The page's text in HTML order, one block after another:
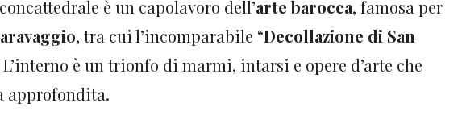
è un capolavoro dell’arte barocca, famosa per
, tra cui l’incomparabile “Decollazione di San
L’interno è un trionfo di marmi, intarsi e opere d’arte che
approfondita.